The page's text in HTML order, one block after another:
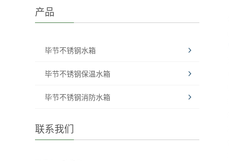
产品
毕节不锈钢水箱
毕节不锈钢保温水箱
毕节不锈钢消防水箱
联系我们